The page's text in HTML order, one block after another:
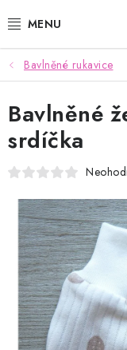
na
KOJENECKÉ,
ČEPICE,
OSUŠKY,
POUKAZY
KONTAKTY
HODNOCENÍ
Bavlněné rukavice
Bavlněné
srdíčka